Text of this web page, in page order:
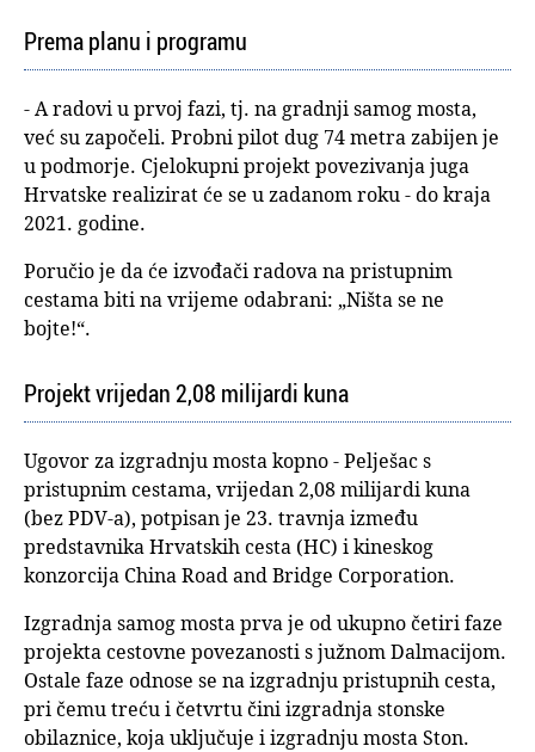
Prema planu i programu
- A radovi u prvoj fazi, tj. na gradnji samog mosta,
već su započeli. Probni pilot dug 74 metra zabijen je
u podmorje. Cjelokupni projekt povezivanja juga
Hrvatske realizirat će se u zadanom roku - do kraja
2021. godine.
Poručio je da će izvođači radova na pristupnim
cestama biti na vrijeme odabrani: „Ništa se ne
bojte!“.
Projekt vrijedan 2,08 milijardi kuna
Ugovor za izgradnju mosta kopno - Pelješac s
pristupnim cestama, vrijedan 2,08 milijardi kuna
(bez PDV-a), potpisan je 23. travnja između
predstavnika Hrvatskih cesta (HC) i kineskog
konzorcija China Road and Bridge Corporation.
Izgradnja samog mosta prva je od ukupno četiri faze
projekta cestovne povezanosti s južnom Dalmacijom.
Ostale faze odnose se na izgradnju pristupnih cesta,
pri čemu treću i četvrtu čini izgradnja stonske
obilaznice, koja uključuje i izgradnju mosta Ston.